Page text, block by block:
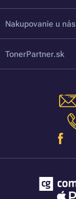
Nakupovanie u nás
TonerPartner.sk